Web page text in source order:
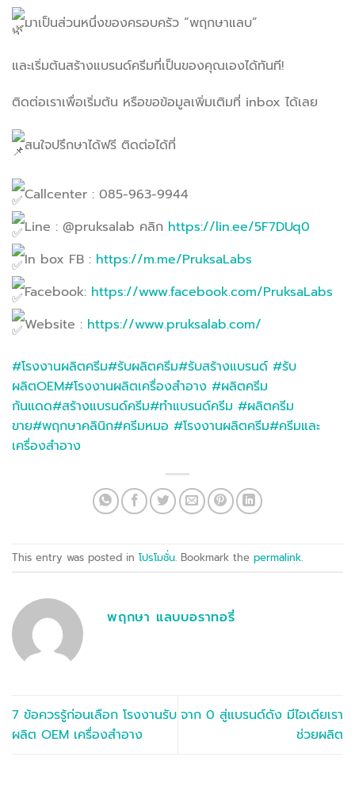
มาเป็นส่วนหนึ่งของครอบครัว “พฤกษาแลบ”
และเริ่มต้นสร้างแบรนด์ครีมที่เป็นของคุณเองได้ทันที!
ติดต่อเราเพื่อเริ่มต้น หรือขอข้อมูลเพิ่มเติมที่ inbox ได้เลย
สนใจปรึกษาได้ฟรี ติดต่อได้ที่
Callcenter : 085-963-9944
Line : @pruksalab คลิก https://lin.ee/5F7DUq0
In box FB : https://m.me/PruksaLabs
Facebook: https://www.facebook.com/PruksaLabs
Website : https://www.pruksalab.com/
#โรงงานผลิตครีม#รับผลิตครีม#รับสร้างแบรนด์ #รับ
ผลิตOEM#โรงงานผลิตเครื่องสำอาง #ผลิตครีม
กันแดด#สร้างแบรนด์ครีม#ทำแบรนด์ครีม #ผลิตครีม
ขาย#พฤกษาคลินิก#ครีมหมอ #โรงงานผลิตครีม#ครีมและ
เครื่องสำอาง
This entry was posted in โปรโมชั่น. Bookmark the permalink.
พฤกษา แลบบอราทอรี่
7 ข้อควรรู้ก่อนเลือก โรงงานรับ
ผลิต OEM เครื่องสำอาง
จาก 0 สู่แบรนด์ดัง มีไอเดียเรา
ช่วยผลิต